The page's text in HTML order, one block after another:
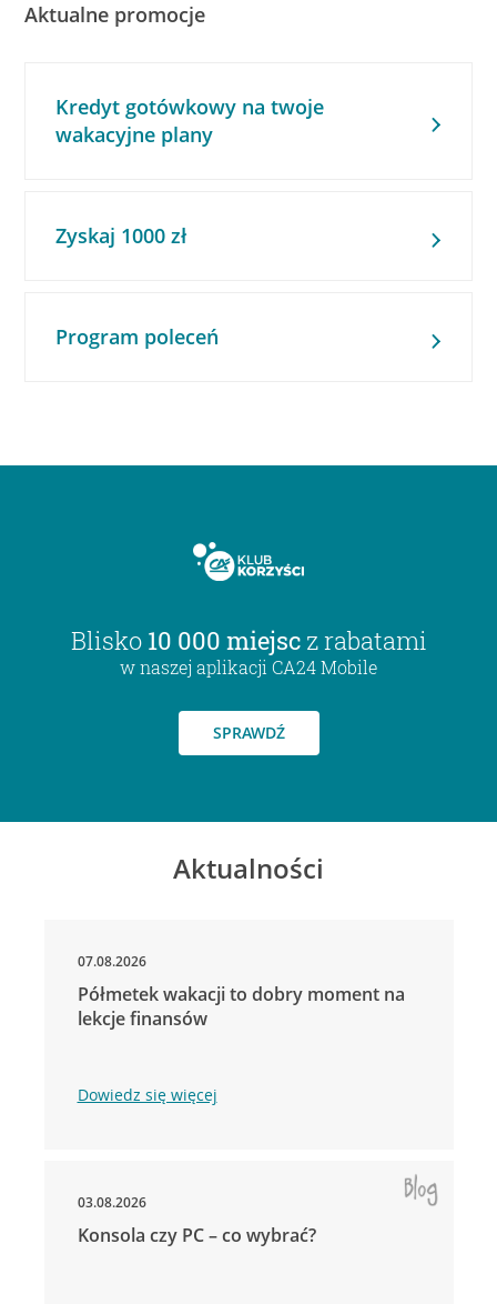
Aktualne promocje
Kredyt gotówkowy na twoje
wakacyjne plany
Zyskaj 1000 zł
Program poleceń
Blisko 10 000 miejsc z rabatami
w naszej aplikacji CA24 Mobile
SPRAWDŹ
Aktualności
07.08.2026
Półmetek wakacji to dobry moment na
lekcje finansów
Dowiedz się więcej
03.08.2026
Konsola czy PC – co wybrać?